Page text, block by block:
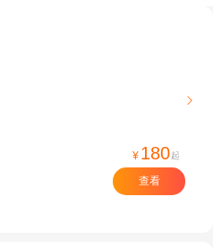

¥ 180起
查看